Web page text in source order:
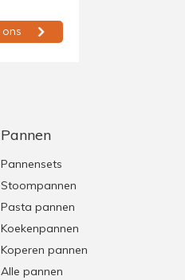
Pannen
Pannensets
Stoompannen
Pasta pannen
Koekenpannen
Koperen pannen
Alle pannen